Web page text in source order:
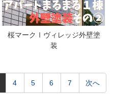
桜マークⅠヴィレッジ外壁塗
装
4 5 6 7 次へ